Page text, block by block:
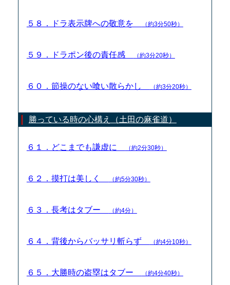
５８．ドラ表示牌への敬意を （約3分50秒）
５９．ドラポン後の責任感 （約3分20秒）
６０．節操のない喰い散らかし （約3分20秒）
勝っている時の心構え（土田の麻雀道）
６１．どこまでも謙虚に （約2分30秒）
６２．摸打は美しく （約5分30秒）
６３．長考はタブー （約4分）
６４．背後からバッサリ斬らず （約4分10秒）
６５．大勝時の盗塁はタブー （約4分40秒）